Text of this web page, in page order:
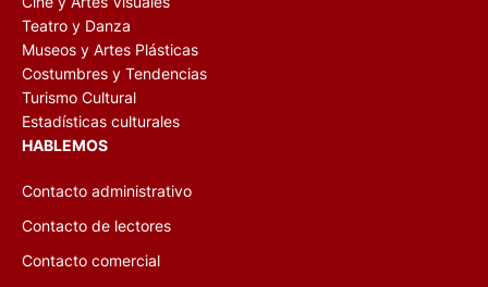
Teatro y Danza
Museos y Artes Plásticas
Costumbres y Tendencias
Turismo Cultural
Estadísticas culturales
HABLEMOS
Contacto administrativo
Contacto de lectores
Contacto comercial